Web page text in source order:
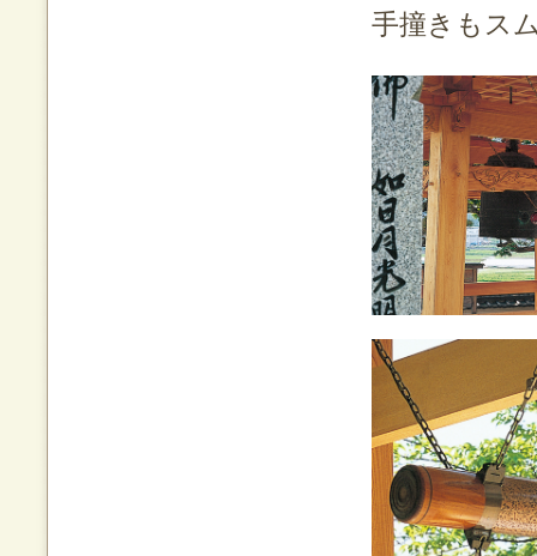
手撞きもス